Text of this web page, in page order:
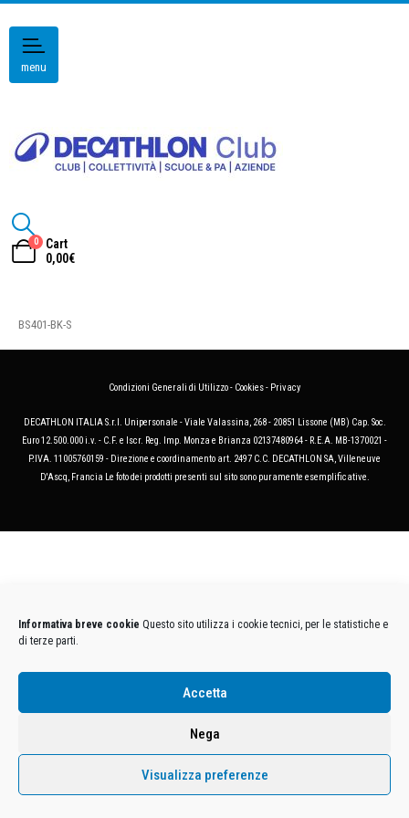
Informativa breve cookie Questo sito utilizza i cookie tecnici, per le statistiche e
di terze parti.
Accetta
Nega
Visualizza preferenze
menu
0
Cart
0,00€
BS401-BK-S
Condizioni Generali di Utilizzo- Cookies- Privacy
DECATHLON ITALIA S.r.l. Unipersonale - Viale Valassina, 268 - 20851 Lissone (MB) Cap. Soc.
Euro 12.500.000 i.v. - C.F. e Iscr. Reg. Imp. Monza e Brianza 02137480964 - R.E.A. MB-1370021 -
P.IVA. 11005760159 - Direzione e coordinamento art. 2497 C.C. DECATHLON SA, Villeneuve
D'Ascq, Francia Le foto dei prodotti presenti sul sito sono puramente esemplificative.